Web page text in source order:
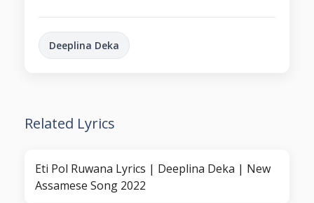
Deeplina Deka
Related Lyrics
Eti Pol Ruwana Lyrics | Deeplina Deka | New
Assamese Song 2022